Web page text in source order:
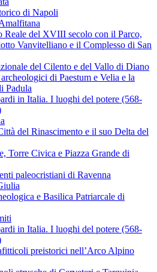
di Napoli
Reale del XVIII secolo con il Parco,
Vanvitelliano e il Complesso di San
del Cilento e del Vallo di Diano
di Paestum e Velia e la
Padula
in Italia. I luoghi del potere (568-
del Rinascimento e il suo Delta del
Torre Civica e Piazza Grande di
paleocristiani di Ravenna
e Basilica Patriarcale di
in Italia. I luoghi del potere (568-
preistorici nell’Arco Alpino